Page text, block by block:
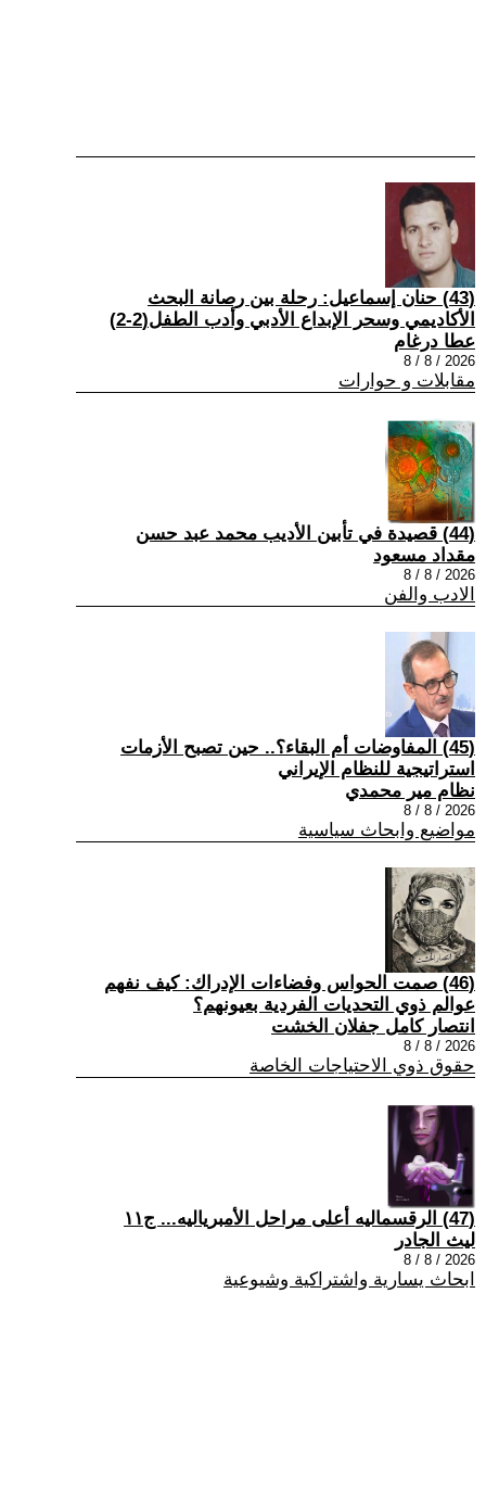
(43) حنان إسماعيل: رحلة بين رصانة البحث
الأكاديمي وسحر الإبداع الأدبي وأدب الطفل(2-2)
عطا درغام
2026 / 8 / 8
مقابلات و حوارات
(44) قصيدة في تأبين الأديب محمد عبد حسن
مقداد مسعود
2026 / 8 / 8
الادب والفن
(45) المفاوضات أم البقاء؟.. حين تصبح الأزمات
استراتيجية للنظام الإيراني
نظام مير محمدي
2026 / 8 / 8
مواضيع وابحاث سياسية
(46) صمت الحواس وفضاءات الإدراك: كيف نفهم
عوالم ذوي التحديات الفردية بعيونهم؟
انتصار كامل جفلان الخشت
2026 / 8 / 8
حقوق ذوي الاحتياجات الخاصة
(47) الرقسماليه أعلى مراحل الأمبرياليه... ج١١
ليث الجادر
2026 / 8 / 8
ابحاث يسارية واشتراكية وشيوعية